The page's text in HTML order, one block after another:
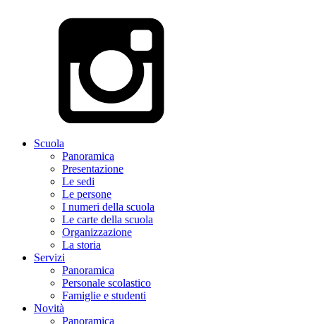
Scuola
Panoramica
Presentazione
Le sedi
Le persone
I numeri della scuola
Le carte della scuola
Organizzazione
La storia
Servizi
Panoramica
Personale scolastico
Famiglie e studenti
Novità
Panoramica